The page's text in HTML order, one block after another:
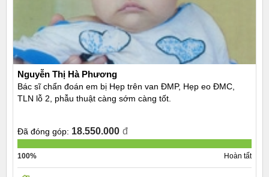
Nguyễn Thị Hà Phương
Bác sĩ chẩn đoán em bị Hẹp trên van ĐMP, Hẹp eo ĐMC,
TLN lỗ 2, phẫu thuật càng sớm càng tốt.
Đã đóng góp: 18.550.000 đ
100% Hoàn tất